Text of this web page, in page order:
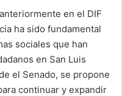
en el DIF
ha sido fundamental
sociales que han
en San Luis
el Senado, se propone
continuar y expandir